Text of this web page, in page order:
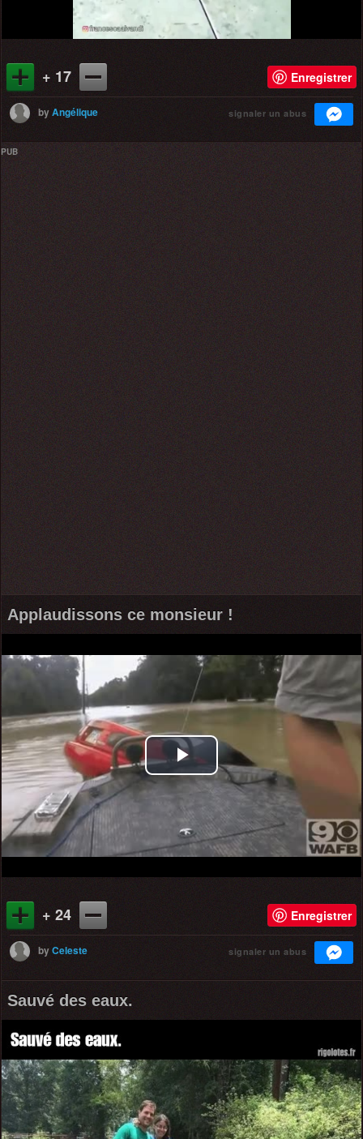
+ 17 Enregistrer
byAngélique signaler un abus
PUB
Applaudissons ce monsieur !
Play
Video
+ 24 Enregistrer
byCeleste signaler un abus
Sauvé des eaux.